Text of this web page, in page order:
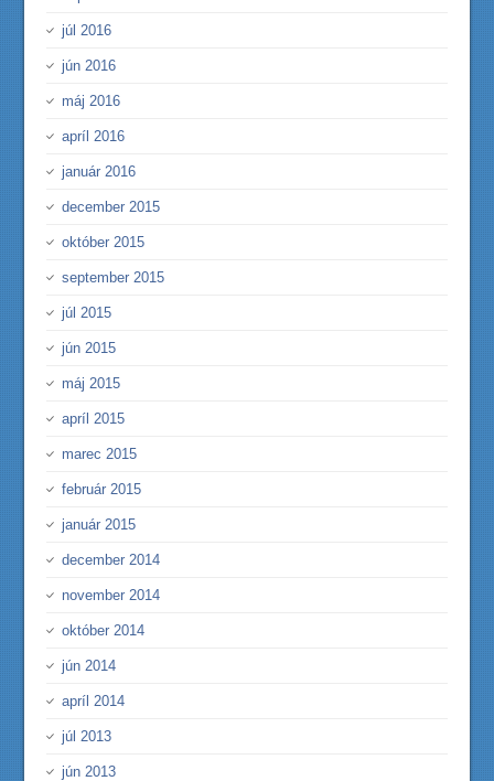
júl 2016
jún 2016
máj 2016
apríl 2016
január 2016
december 2015
október 2015
september 2015
júl 2015
jún 2015
máj 2015
apríl 2015
marec 2015
február 2015
január 2015
december 2014
november 2014
október 2014
jún 2014
apríl 2014
júl 2013
jún 2013